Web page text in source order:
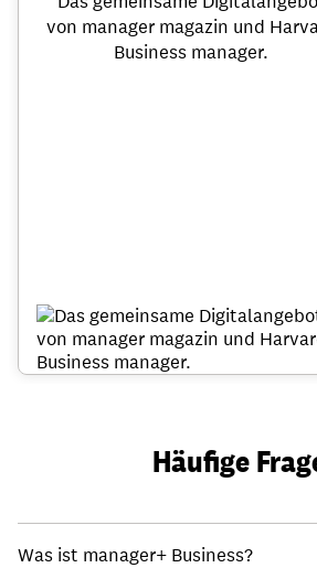
von manager magazin und
Business manager.
Häufige
Was ist manager+ Business?